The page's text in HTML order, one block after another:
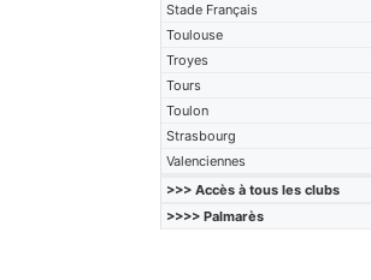
Stade Français
Toulouse
Troyes
Tours
Toulon
Strasbourg
Valenciennes
>>> Accès à tous les clubs
>>>> Palmarès